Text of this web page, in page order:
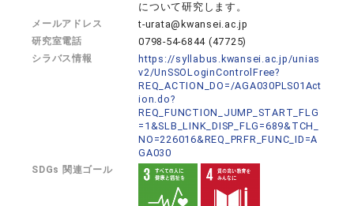
について研究します。
メールアドレス t-urata@kwansei.ac.jp
研究室電話 0798-54-6844 (47725)
シラバス情報
https://syllabus.kwansei.ac.jp/unias
v2/UnSSOLoginControlFree?
REQ_ACTION_DO=/AGA030PLS01Act
ion.do?
REQ_FUNCTION_JUMP_START_FLG
=1&SLB_LINK_DISP_FLG=689&TCH_
NO=226016&REQ_PRFR_FUNC_ID=A
GA030
SDGs 関連ゴール